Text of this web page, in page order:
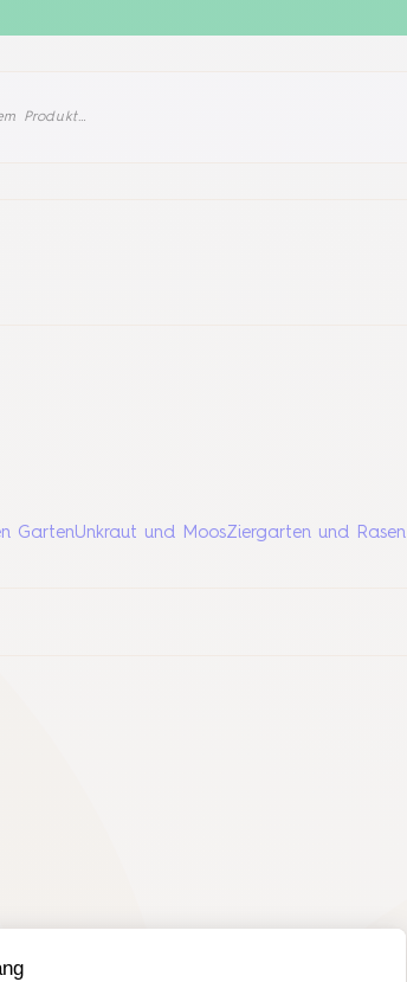
GartenUnkraut und MoosZiergarten und Rasen